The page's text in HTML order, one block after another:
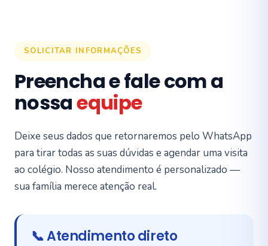
SOLICITAR INFORMAÇÕES
Preencha e fale com a
nossaequipe
Deixe seus dados que retornaremos pelo WhatsApp
para tirar todas as suas dúvidas e agendar uma visita
ao colégio. Nosso atendimento é personalizado —
sua família merece atenção real.
📞 Atendimento direto